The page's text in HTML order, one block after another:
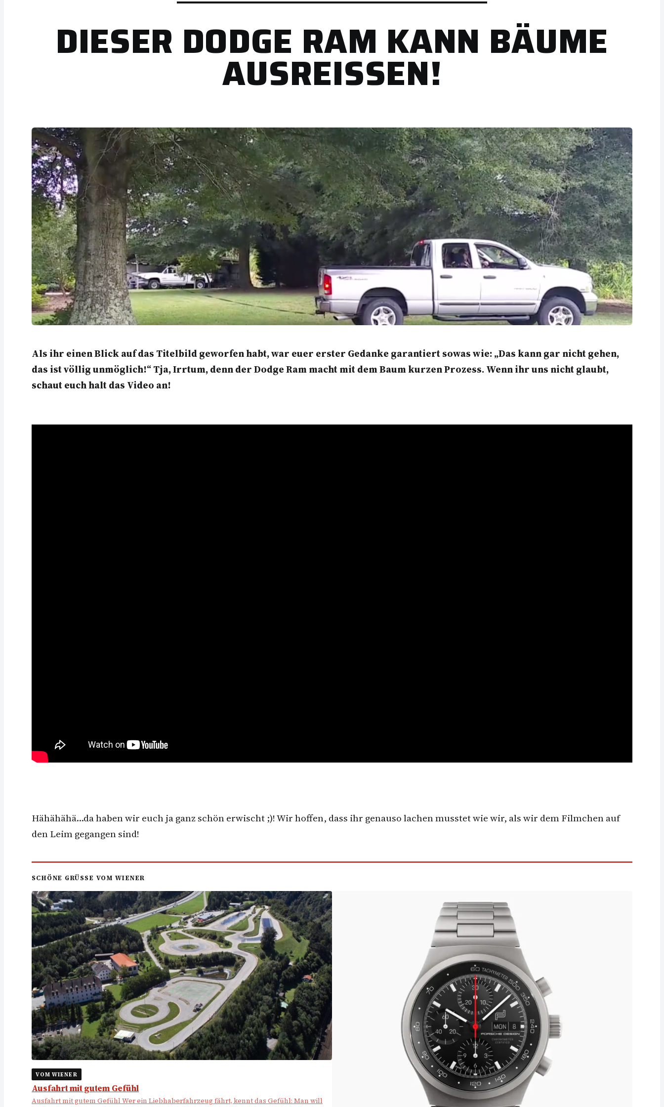
DIESER DODGE RAM KANN BÄUME
AUSREISSEN!
Als ihr einen Blick auf das Titelbild geworfen habt, war euer erster Gedanke garantiert sowas wie: „Das kann gar nicht gehen,
das ist völlig unmöglich!“ Tja, Irrtum, denn der Dodge Ram macht mit dem Baum kurzen Prozess. Wenn ihr uns nicht glaubt,
schaut euch halt das Video an!
Hähähähä…da haben wir euch ja ganz schön erwischt ;)! Wir hoffen, dass ihr genauso lachen musstet wie wir, als wir dem Filmchen auf
den Leim gegangen sind!
SCHÖNE GRÜSSE VOM WIENER
VOM WIENER
Ausfahrt mit gutem Gefühl
Ausfahrt mit gutem Gefühl Wer ein Liebhaberfahrzeug fährt, kennt das Gefühl: Man will